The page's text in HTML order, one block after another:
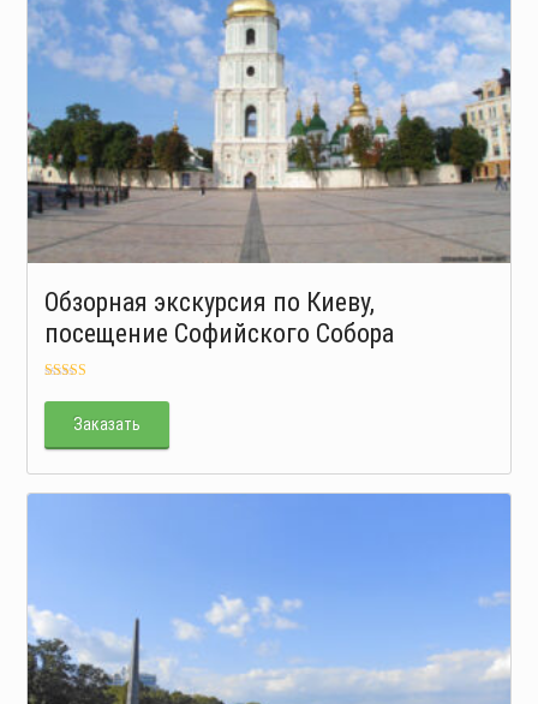
Обзорная экскурсия по Киеву,
посещение Софийского Собора
5.00
Заказать